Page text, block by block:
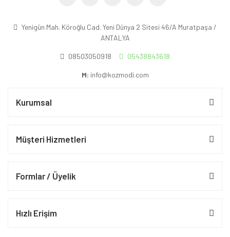
Yenigün Mah. Köroğlu Cad. Yeni Dünya 2 Sitesi 46/A Muratpaşa /
ANTALYA
08503050918 05438843618
M: info@kozmodi.com
Kurumsal
Müşteri Hizmetleri
Formlar / Üyelik
Hızlı Erişim